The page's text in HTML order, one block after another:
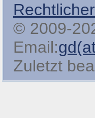
© 2009-
Email:
Zuletzt